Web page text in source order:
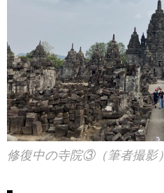
修復中の寺院③（筆者撮影）